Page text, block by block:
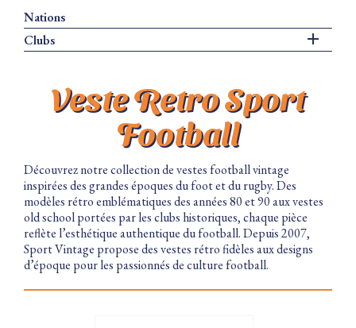
Nations
Clubs

Veste Retro Sport
Football
Découvrez notre collection de vestes football vintage
inspirées des grandes époques du foot et du rugby. Des
modèles rétro emblématiques des années 80 et 90 aux vestes
old school portées par les clubs historiques, chaque pièce
reflète l’esthétique authentique du football. Depuis 2007,
Sport Vintage propose des vestes rétro fidèles aux designs
d’époque pour les passionnés de culture football.